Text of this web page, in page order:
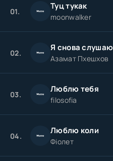
01. Туц тукак
moonwalker
02. Я снова
Азамат Пхешхов
03. Люблю тебя
filosofia
04. Люблю коли
Фіолет